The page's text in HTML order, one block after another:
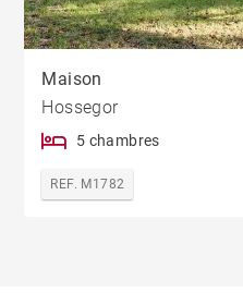
Maison
Hossegor
5 chambres
REF. M1782